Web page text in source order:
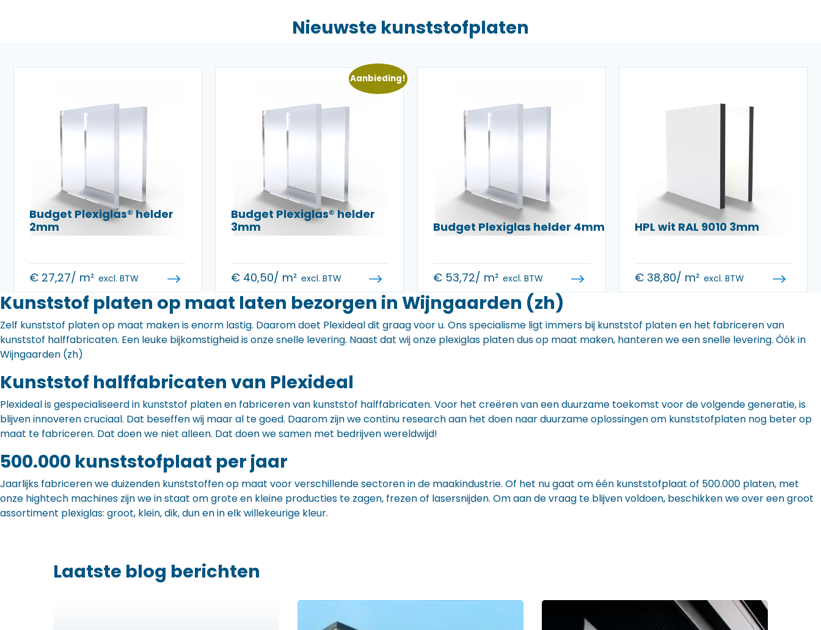
Nieuwste kunststofplaten
Budget Plexiglas® helder
2mm
€27,27/ m² excl. BTW
Aanbieding!
Budget Plexiglas® helder
3mm
€ 40,50/ m² excl. BTW
Budget Plexiglas helder 4mm
€53,72/ m² excl. BTW
HPL wit RAL 9010 3mm
€ 38,80/ m² excl. BTW
Kunststof platen op maat laten bezorgen in Wijngaarden (zh)
Zelf kunststof platen op maat maken is enorm lastig. Daarom doet Plexideal dit graag voor u. Ons specialisme ligt immers bij kunststof platen en het fabriceren van
kunststof halffabricaten. Een leuke bijkomstigheid is onze snelle levering. Naast dat wij onze plexiglas platen dus op maat maken, hanteren we een snelle levering. Óók in
Wijngaarden (zh)
Kunststof halffabricaten van Plexideal
Plexideal is gespecialiseerd in kunststof platen en fabriceren van kunststof halffabricaten. Voor het creëren van een duurzame toekomst voor de volgende generatie, is
blijven innoveren cruciaal. Dat beseffen wij maar al te goed. Daarom zijn we continu research aan het doen naar duurzame oplossingen om kunststofplaten nog beter op
maat te fabriceren. Dat doen we niet alleen. Dat doen we samen met bedrijven wereldwijd!
500.000 kunststofplaat per jaar
Jaarlijks fabriceren we duizenden kunststoffen op maat voor verschillende sectoren in de maakindustrie. Of het nu gaat om één kunststofplaat of 500.000 platen, met
onze hightech machines zijn we in staat om grote en kleine producties te zagen, frezen of lasersnijden. Om aan de vraag te blijven voldoen, beschikken we over een groot
assortiment plexiglas: groot, klein, dik, dun en in elk willekeurige kleur.
Laatste blog berichten